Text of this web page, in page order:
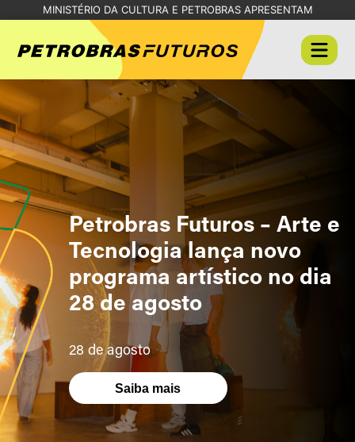
MINISTÉRIO DA CULTURA E PETROBRAS APRESENTAM
Petrobras Futuros – Arte e
Tecnologia lança novo
programa artístico no dia
28 de agosto
28 de agosto
Saiba mais